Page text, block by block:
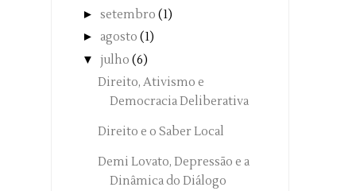
► setembro (1)
► agosto (1)
▼ julho (6)
Direito, Ativismo e
Democracia Deliberativa
Direito e o Saber Local
Demi Lovato, Depressão e a
Dinâmica do Diálogo